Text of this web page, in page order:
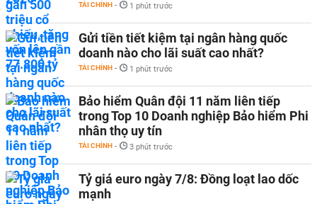
TÀI CHÍNH - 1 phút trước
Gửi tiền tiết kiệm tại ngân hàng quốc
doanh nào cho lãi suất cao nhất?
TÀI CHÍNH - 1 phút trước
Bảo hiểm Quân đội 11 năm liên tiếp
trong Top 10 Doanh nghiệp Bảo hiểm Phi
nhân thọ uy tín
TÀI CHÍNH - 3 phút trước
Tỷ giá euro ngày 7/8: Đồng loạt lao dốc
mạnh